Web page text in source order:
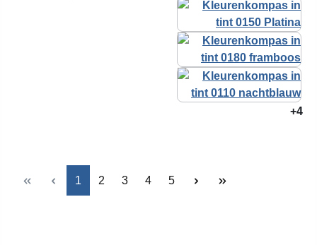
+4
Pagina
1 Pagina
2 Pagina
3 Pagina
4 Pagina
5